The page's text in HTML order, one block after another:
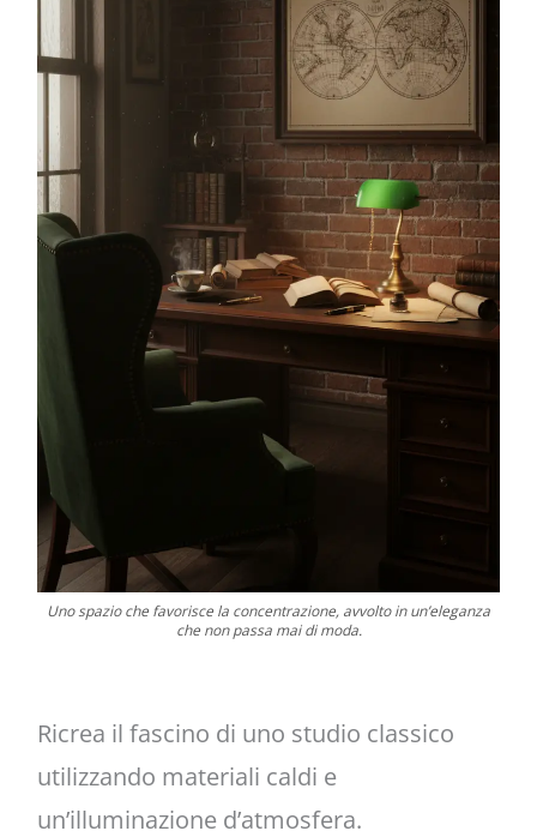
Uno spazio che favorisce la concentrazione, avvolto in un’eleganza
che non passa mai di moda.
Ricrea il fascino di uno studio classico
utilizzando materiali caldi e
un’illuminazione d’atmosfera.